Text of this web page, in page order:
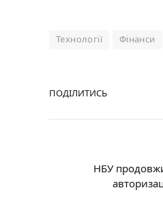
Технології Фінанси
ПОДІЛИТИСЬ
НБУ